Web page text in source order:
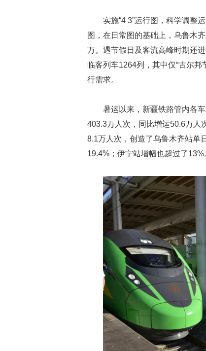
实施“4 3”运行图，科学调整
图，在日常图的基础上，乌鲁木
万。遇节假日及客流高峰时期还
临客列车1264列，其中仅“古尔
行需求。
暑运以来，新疆铁路管内各
403.3万人次，同比增运50.6万人
8.1万人次，创造了乌鲁木齐站单
19.4%；伊宁站增幅也超过了13%